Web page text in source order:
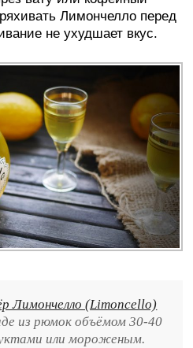
Лимончелло перед
не ухудшает вкус.
Лимончелло (Limoncello)
из рюмок объёмом 30-40
или мороженым.